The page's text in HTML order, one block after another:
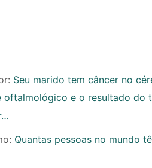
Seu marido tem câncer no
oftalmológico e o resultado do
Quantas pessoas no mundo